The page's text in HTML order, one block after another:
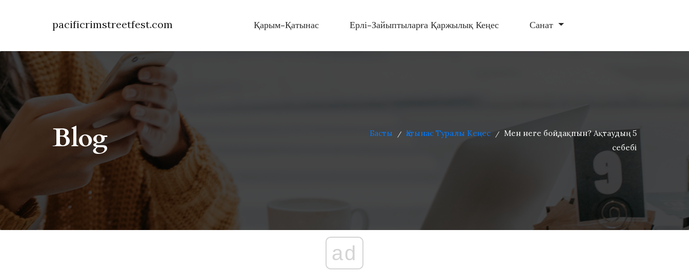
pacificrimstreetfest.com Қарым-Қатынас Ерлі-Зайыптыларға Қаржылық Кеңес Санат
Blog Басты / Қатынас Туралы Кеңес /
Мен неге бойдақпын? Ақтаудың 5
себебі
ad